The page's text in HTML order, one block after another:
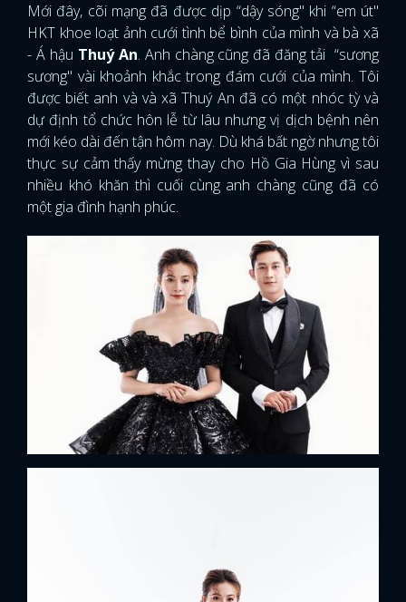
Mới đây, cõi mạng đã được dịp “dậy sóng" khi “em út"
HKT khoe loạt ảnh cưới tình bể bình của mình và bà xã
- Á hậu Thuý An. Anh chàng cũng đã đăng tải “sương
sương" vài khoảnh khắc trong đám cưới của mình. Tôi
được biết anh và và xã Thuý An đã có một nhóc tỳ và
dự định tổ chức hôn lễ từ lâu nhưng vị dịch bệnh nên
mới kéo dài đến tận hôm nay. Dù khá bất ngờ nhưng tôi
thực sự cảm thấy mừng thay cho Hồ Gia Hùng vì sau
nhiều khó khăn thì cuối cùng anh chàng cũng đã có
một gia đình hạnh phúc.